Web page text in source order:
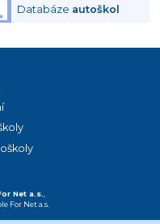
Databáze autoškol
Net a.s.,
For Net a.s.